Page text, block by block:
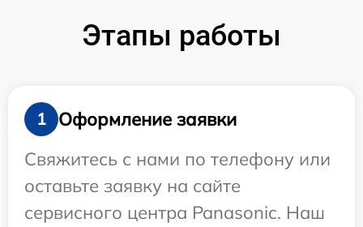
Этапы работы
1
Оформление заявки
Свяжитесь с нами по телефону или
оставьте заявку на сайте
сервисного центра Panasonic. Наш